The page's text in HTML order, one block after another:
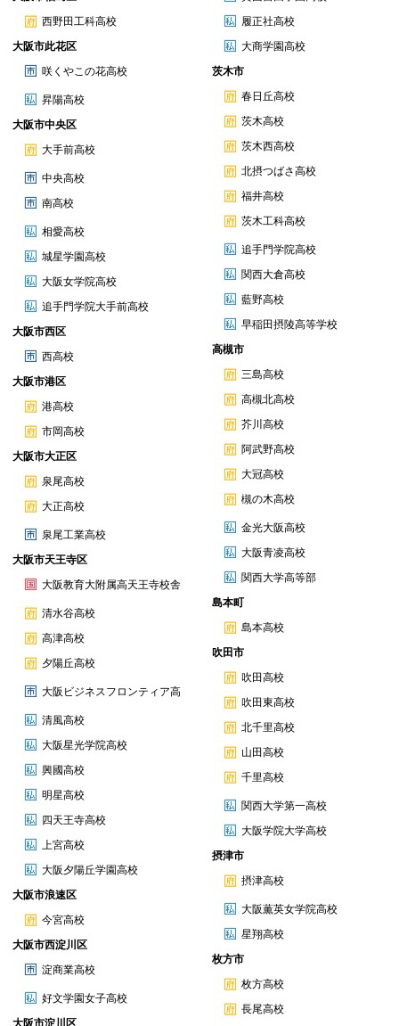
西野田工科高校
大阪市此花区
咲くやこの花高校
昇陽高校
大阪市中央区
大手前高校
中央高校
南高校
相愛高校
城星学園高校
大阪女学院高校
追手門学院大手前高校
大阪市西区
西高校
大阪市港区
港高校
市岡高校
大阪市大正区
泉尾高校
大正高校
泉尾工業高校
大阪市天王寺区
大阪教育大附属高天王寺校舎
清水谷高校
高津高校
夕陽丘高校
大阪ビジネスフロンティア高
清風高校
大阪星光学院高校
興國高校
明星高校
四天王寺高校
上宮高校
大阪夕陽丘学園高校
大阪市浪速区
今宮高校
大阪市西淀川区
淀商業高校
好文学園女子高校
大阪市淀川区
履正社高校
大商学園高校
茨木市
春日丘高校
茨木高校
茨木西高校
北摂つばさ高校
福井高校
茨木工科高校
追手門学院高校
関西大倉高校
藍野高校
早稲田摂陵高等学校
高槻市
三島高校
高槻北高校
芥川高校
阿武野高校
大冠高校
槻の木高校
金光大阪高校
大阪青凌高校
関西大学高等部
島本町
島本高校
吹田市
吹田高校
吹田東高校
北千里高校
山田高校
千里高校
関西大学第一高校
大阪学院大学高校
摂津市
摂津高校
大阪薫英女学院高校
星翔高校
枚方市
枚方高校
長尾高校